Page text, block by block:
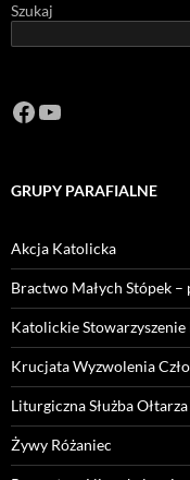
Szukaj
Facebook
https://
GRUPY PARAFIALNE
Akcja Katolicka
Bractwo Małych Stópek
Katolickie Stowarzyszenie
Krucjata Wyzwolenia
Liturgiczna Służba Ołtarza
Żywy Różaniec